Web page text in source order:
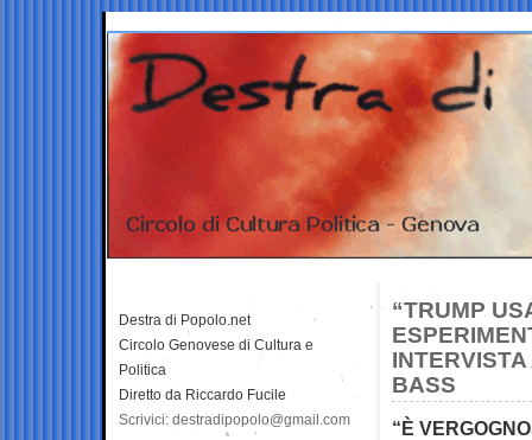
“TRUMP
BASS
“È
Destra di Popolo.net
Circolo Genovese di Cultura e
Politica
Diretto da Riccardo Fucile
Scrivici: destradipopolo@gmail.com